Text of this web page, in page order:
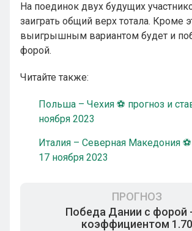
На поединок двух будущих
заиграть общий верх тотала. Кроме
выигрышным вариантом будет и
форой.
Читайте также:
Польша – Чехия ⚽ прогноз и
ноября 2023
Италия – Северная Македония
17 ноября 2023
ПРОГНОЗ
Победа Дании с форой
коэффициентом 1.70